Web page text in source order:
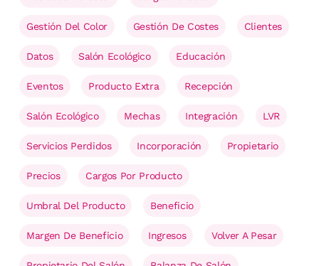
Gestión Del Color Gestión De Costes Clientes
Datos Salón Ecológico Educación
Eventos Producto Extra Recepción
Salón Ecológico Mechas Integración LVR
Servicios Perdidos Incorporación Propietario
Precios Cargos Por Producto
Umbral Del Producto Beneficio
Margen De Beneficio Ingresos Volver A Pesar